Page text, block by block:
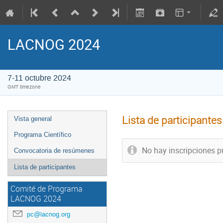
LACNOG 2024
7-11 octubre 2024
GMT timezone
Vista general
Programa Científico
Convocatoria de resúmenes
Lista de participantes
Comité de Programa
LACNOG 2024
pc@lacnog.org
Lista de participantes
No hay inscripciones